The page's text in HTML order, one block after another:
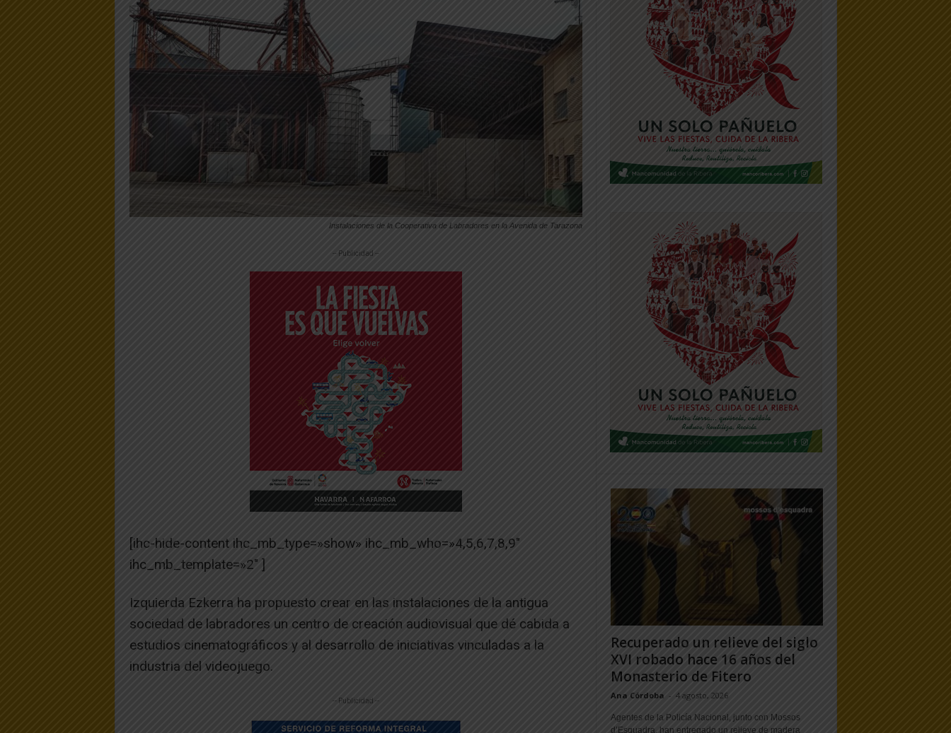
Instalaciones de la Cooperativa de Labradores en la Avenida de Tarazona
-- Publicidad --
[ihc-hide-content ihc_mb_type=»show» ihc_mb_who=»4,5,6,7,8,9″
ihc_mb_template=»2″ ]
Izquierda Ezkerra ha propuesto crear en las instalaciones de la antigua
sociedad de labradores un centro de creación audiovisual que dé cabida a
estudios cinematográficos y al desarrollo de iniciativas vinculadas a la
industria del videojuego.
-- Publicidad --
Recuperado un relieve del siglo
XVI robado hace 16 años del
Monasterio de Fitero
Ana Córdoba - 4 agosto, 2026
Agentes de la Policía Nacional, junto con Mossos
d’Esquadra, han entregado un relieve de madera